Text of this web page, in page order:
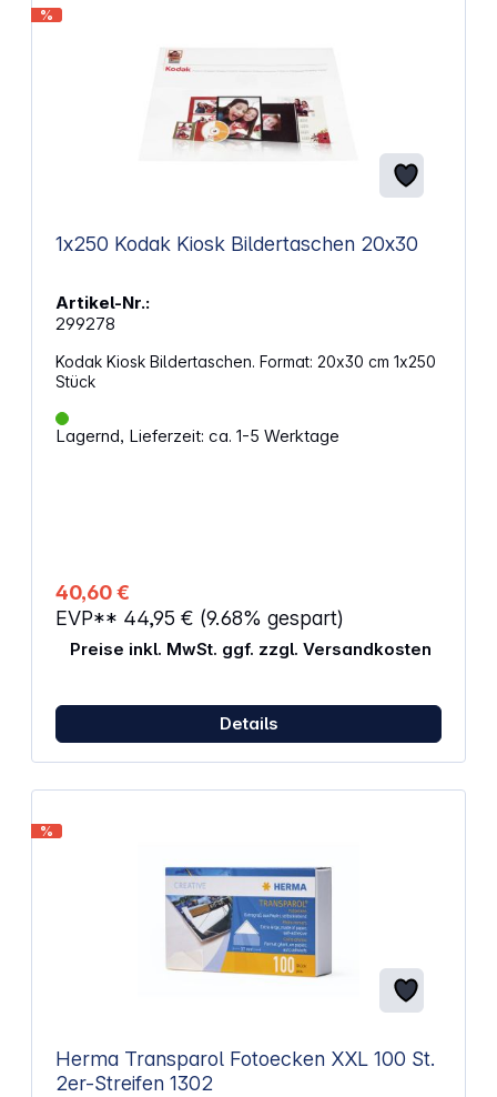
%
1x250 Kodak Kiosk Bildertaschen 20x30
Artikel-Nr.:
299278
Kodak Kiosk Bildertaschen. Format: 20x30 cm 1x250
Stück
Lagernd, Lieferzeit: ca. 1-5 Werktage
40,60 €
EVP** 44,95 € (9.68% gespart)
Preise inkl. MwSt. ggf. zzgl. Versandkosten
Details
%
Herma Transparol Fotoecken XXL 100 St.
2er-Streifen 1302